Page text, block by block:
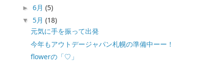
►6月(5)
▼ 5月(18)
元気に手を振って出発
今年もアウトデージャパン札幌の準備中ーー！
flowerの「♡」